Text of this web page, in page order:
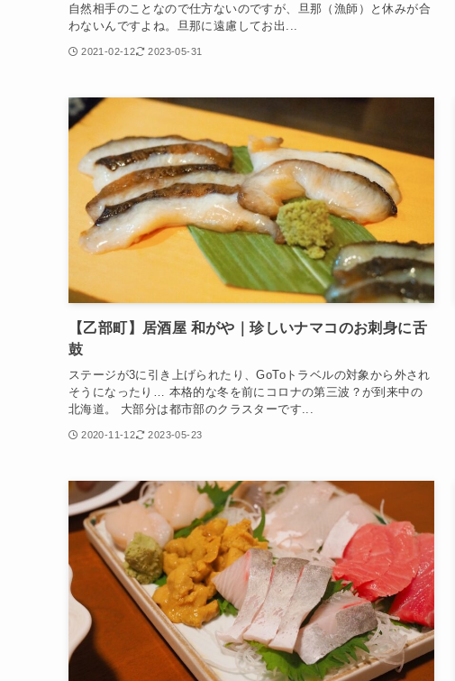
自然相手のことなので仕方ないのですが、旦那（漁師）と休みが合
わないんですよね。旦那に遠慮してお出...
2021-02-12 2023-05-31
【乙部町】居酒屋 和がや｜珍しいナマコのお刺身に舌
鼓
ステージが3に引き上げられたり、GoToトラベルの対象から外され
そうになったり… 本格的な冬を前にコロナの第三波？が到来中の
北海道。 大部分は都市部のクラスターです...
2020-11-12 2023-05-23